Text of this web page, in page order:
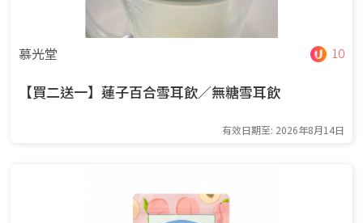
慕光堂 10
【買二送一】蓮子百合雪耳飲／無糖雪耳飲
有效日期至: 2026年8月14日